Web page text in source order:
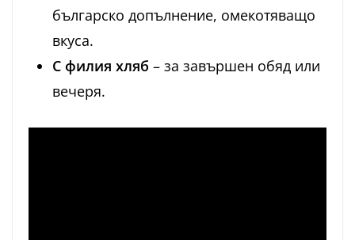
българско допълнение, омекотяващо
вкуса.
С филия хляб – за завършен обяд или
вечеря.